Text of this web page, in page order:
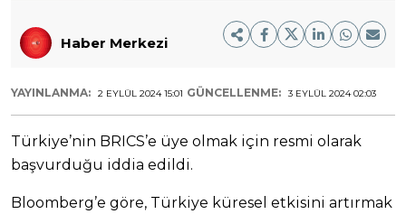
Haber Merkezi
YAYINLANMA: 2 EYLÜL 2024 15:01 GÜNCELLENME: 3 EYLÜL 2024 02:03
Türkiye’nin BRICS’e üye olmak için resmi olarak
başvurduğu iddia edildi.
Bloomberg’e göre, Türkiye küresel etkisini artırmak